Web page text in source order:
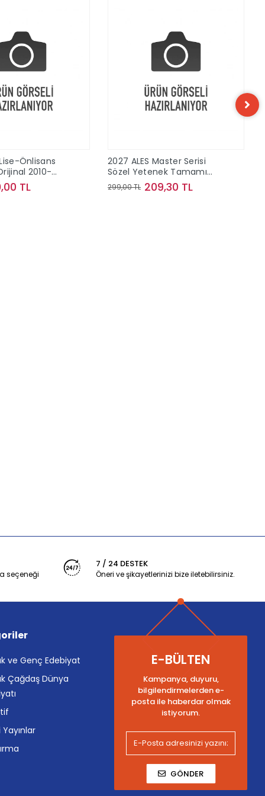
Önlisans
2010-
Çıkmış
TL
2027 ALES Master Serisi
Sözel Yetenek Tamamı
Çözümlü Son 10 Sınav
Çıkmış Sorular
299,00 TL 209,30 TL
seçeneği
7 / 24 DESTEK
Öneri ve şikayetlerinizi bize iletebilirsiniz.
ve Genç Edebiyat
Çağdaş Dünya
Yayınlar
E-BÜLTEN
Kampanya, duyuru,
bilgilendirmelerden e-
posta ile haberdar olmak
istiyorum.
GÖNDER